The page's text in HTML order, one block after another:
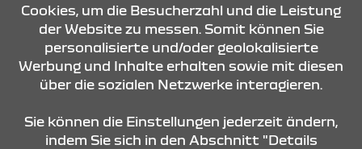
KONTAKT & ANFAHRT
Cookies, um die Besucherzahl und die Leistung
der Website zu messen. Somit können Sie
personalisierte und/oder geolokalisierte
Werbung und Inhalte erhalten sowie mit diesen
über die sozialen Netzwerke interagieren.
Sie können die Einstellungen jederzeit ändern,
indem Sie sich in den Abschnitt "Details